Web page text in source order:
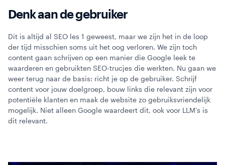
Denk aan de gebruiker
Dit is altijd al SEO les 1 geweest, maar we zijn het in de loop
der tijd misschien soms uit het oog verloren. We zijn toch
content gaan schrijven op een manier die Google leek te
waarderen en gebruikten SEO-trucjes die werkten. Nu gaan we
weer terug naar de basis: richt je op de gebruiker. Schrijf
content voor jouw doelgroep, bouw links die relevant zijn voor
potentiële klanten en maak de website zo gebruiksvriendelijk
mogelijk. Niet alleen Google waardeert dit, ook voor LLM’s is
dit relevant.